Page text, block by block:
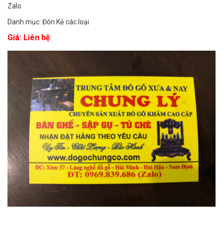
Zalo
Danh mục: Đôn Kệ các loại
Giá: Liên hệ